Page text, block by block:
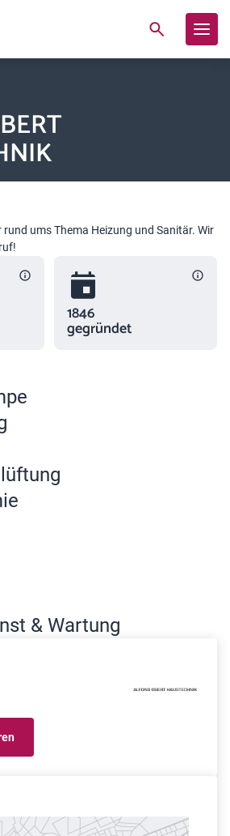
ums Thema Heizung und Sanitär. Wir
1846
gegründet
& Wartung